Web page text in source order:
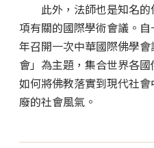
此外，法師也是知名的
項有關的國際學術會議。
年召開一次中華國際佛學
會」為主題，集合世界各
如何將佛教落實到現代社
廢的社會風氣。